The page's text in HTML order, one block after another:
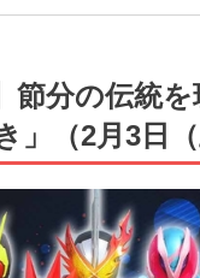
節分の伝統
」（2月3日（